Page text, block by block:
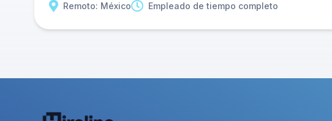
Remoto: México Empleado de tiempo completo